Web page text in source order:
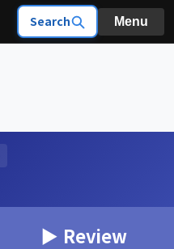
Search Menu
▶ Review